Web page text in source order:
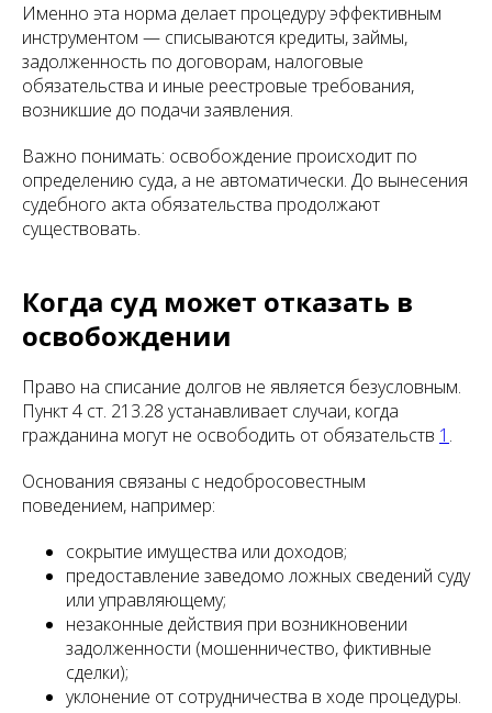
Именно эта норма делает процедуру эффективным
инструментом — списываются кредиты, займы,
задолженность по договорам, налоговые
обязательства и иные реестровые требования,
возникшие до подачи заявления.
Важно понимать: освобождение происходит по
определению суда, а не автоматически. До вынесения
судебного акта обязательства продолжают
существовать.
Когда суд может отказать в
освобождении
Право на списание долгов не является безусловным.
Пункт 4 ст. 213.28 устанавливает случаи, когда
гражданина могут не освободить от обязательств 1 .
Основания связаны с недобросовестным
поведением, например:
сокрытие имущества или доходов;
предоставление заведомо ложных сведений суду
или управляющему;
незаконные действия при возникновении
задолженности (мошенничество, фиктивные
сделки);
уклонение от сотрудничества в ходе процедуры.